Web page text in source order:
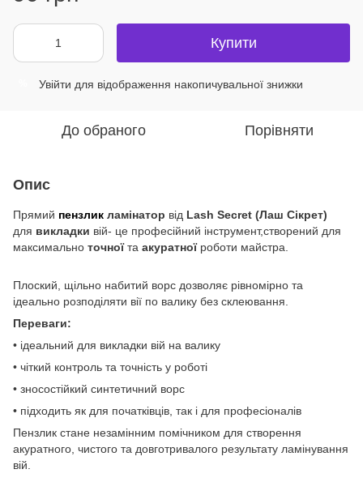
Купити
Увійти для відображення накопичувальної знижки
До обраного Порівняти
Опис
Прямий пензлик ламінатор від Lash Secret (Лаш Сікрет)
для викладки вій- це професійний інструмент,створений для
максимально точноїта акуратноїроботи майстра.
Плоский, щільно набитий ворс дозволяє рівномірно та
ідеально розподіляти вії по валику без склеювання.
Переваги:
• ідеальний для викладки вій на валику
• чіткий контроль та точність у роботі
• зносостійкий синтетичний ворс
• підходить як для початківців, так і для професіоналів
Пензлик стане незамінним помічником для створення
акуратного, чистого та довготривалого результату ламінування
вій.